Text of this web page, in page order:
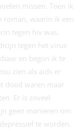
missen. Toen ik
roman, waarin ik een
tegen hiv was.
tegen het virus
en begon ik te
zien als aids er
dood waren maar
Er is zoveel
geen manieren om
te worden.